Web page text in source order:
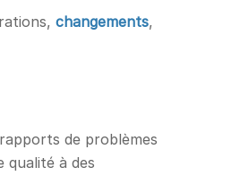
changements,
de problèmes
qualité à des